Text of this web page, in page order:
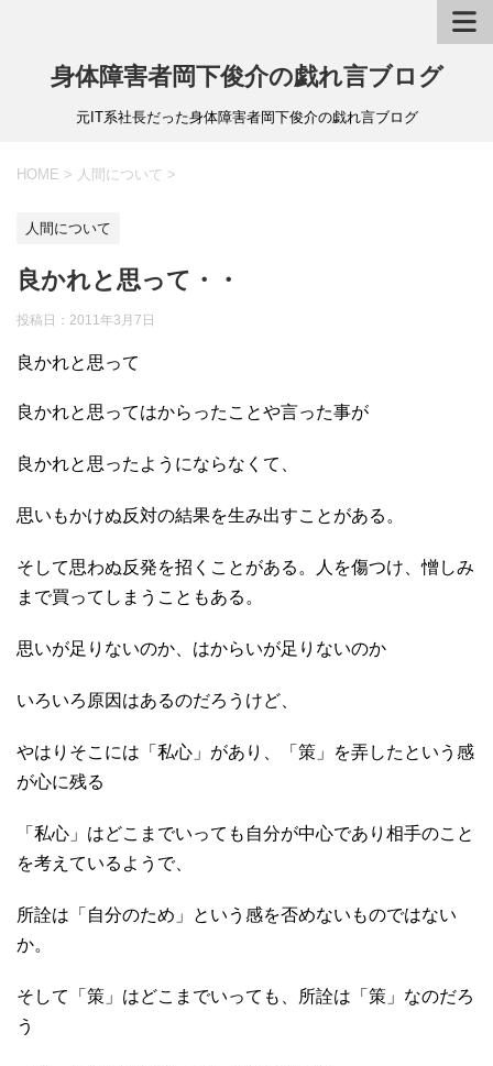
身体障害者岡下俊介の戯れ言ブログ
元IT系社長だった身体障害者岡下俊介の戯れ言ブログ
HOME > 人間について >
人間について
良かれと思って・・
投稿日： 2011年3月7日
良かれと思って
良かれと思ってはからったことや言った事が
良かれと思ったようにならなくて、
思いもかけぬ反対の結果を生み出すことがある。
そして思わぬ反発を招くことがある。人を傷つけ、憎しみ
まで買ってしまうこともある。
思いが足りないのか、はからいが足りないのか
いろいろ原因はあるのだろうけど、
やはりそこには「私心」があり、「策」を弄したという感
が心に残る
「私心」はどこまでいっても自分が中心であり相手のこと
を考えているようで、
所詮は「自分のため」という感を否めないものではない
か。
そして「策」はどこまでいっても、所詮は「策」なのだろ
う